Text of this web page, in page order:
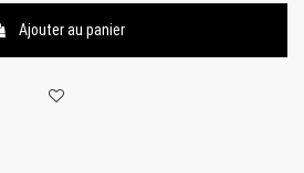
Ajouter au panier